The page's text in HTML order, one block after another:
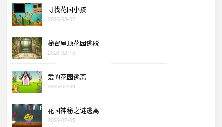
寻找花园小孩
2026-03-02
秘密屋顶花园逃脱
2026-02-15
爱的花园逃离
2026-02-09
花园神秘之谜逃离
2026-02-05